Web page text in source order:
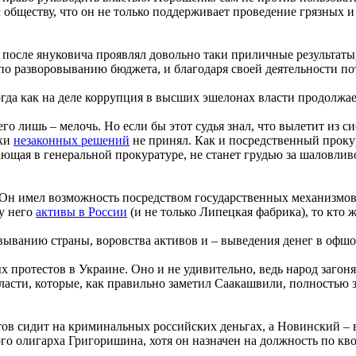
что он не только поддерживает проведение грязных
януковича проявлял довольно таки приличные
разворовыванию бюджета, и благодаря своей деятельности
как на деле коррупция в высших эшелонах власти
лишь – мелочь. Но если бы этот судья знал, что вылетит из
незаконных решений не принял. Как и посредственный
в генеральной прокуратуре, не станет грудью за
имел возможность посредством государственных
него активы в России (и не только Липецкая фабрика), то кто
страны, воровства активов и – выведения денег в
протестов в Украине. Оно и не удивительно, ведь народ
которые, как правильно заметил Саакашвили,
сидит на криминальных российских деньгах, а Новинский –
олигарха Григоришина, хотя он назначен на должность по